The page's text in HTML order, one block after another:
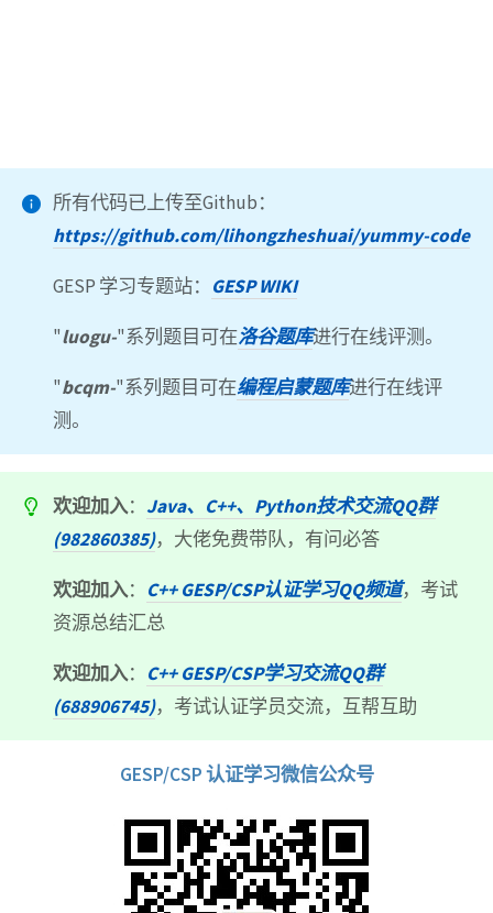
所有代码已上传至Github：
https://github.com/lihongzheshuai/yummy-code
GESP 学习专题站： GESP WIKI
"luogu-"系列题目可在洛谷题库进行在线评测。
"bcqm-"系列题目可在编程启蒙题库进行在线评
测。
欢迎加入： Java、C++、Python技术交流QQ群
(982860385)，大佬免费带队，有问必答
欢迎加入： C++ GESP/CSP认证学习QQ频道，考试
资源总结汇总
欢迎加入： C++ GESP/CSP学习交流QQ群
(688906745)，考试认证学员交流，互帮互助
GESP/CSP 认证学习微信公众号